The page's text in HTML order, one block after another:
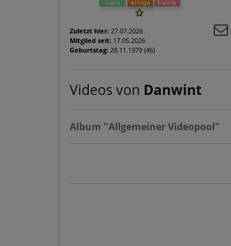
Zuletzt hier: 27.07.2026
Mitglied seit: 17.05.2026
Geburtstag: 28.11.1979 (46)
Videos von Danwint
Album "Allgemeiner Videopool"